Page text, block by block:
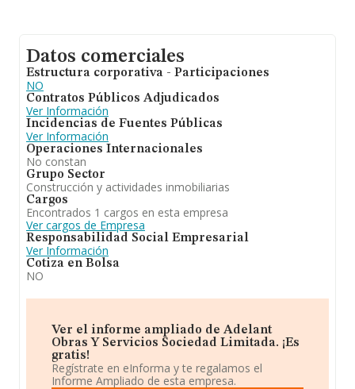
Datos comerciales
Estructura corporativa - Participaciones
NO
Contratos Públicos Adjudicados
Ver Información
Incidencias de Fuentes Públicas
Ver Información
Operaciones Internacionales
No constan
Grupo Sector
Construcción y actividades inmobiliarias
Cargos
Encontrados 1 cargos en esta empresa
Ver cargos de Empresa
Responsabilidad Social Empresarial
Ver Información
Cotiza en Bolsa
NO
Ver el informe ampliado de Adelant
Obras Y Servicios Sociedad Limitada. ¡Es
gratis!
Regístrate en eInforma y te regalamos el
Informe Ampliado de esta empresa.